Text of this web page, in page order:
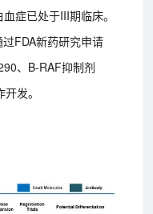
症已处于III期临床。
FDA新药研究申请
、B-RAF抑制剂
发。